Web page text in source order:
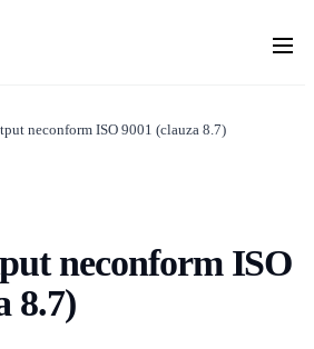
neconform ISO 9001 (clauza 8.7)
neconform ISO
8.7)